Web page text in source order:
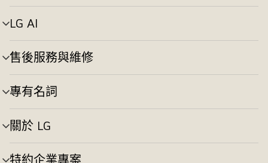
單
切
換
LG AI
選
單
切
換
售後服務與維修
選
單
切
換
專有名詞
選
單
切
換
關於 LG
選
單
切
特約企業專案